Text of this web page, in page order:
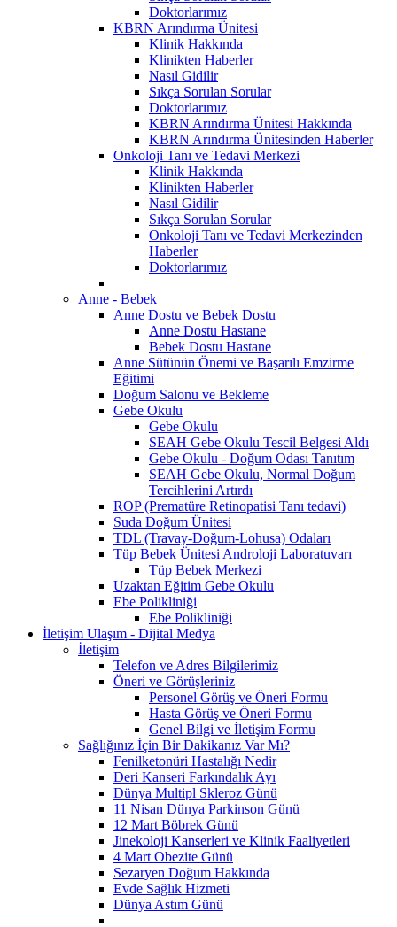
Doktorlarımız
KBRN Arındırma Ünitesi
Klinik Hakkında
Klinikten Haberler
Nasıl Gidilir
Sıkça Sorulan Sorular
Doktorlarımız
KBRN Arındırma Ünitesi Hakkında
KBRN Arındırma Ünitesinden Haberler
Onkoloji Tanı ve Tedavi Merkezi
Klinik Hakkında
Klinikten Haberler
Nasıl Gidilir
Sıkça Sorulan Sorular
Onkoloji Tanı ve Tedavi Merkezinden
Haberler
Doktorlarımız
Anne - Bebek
Anne Dostu ve Bebek Dostu
Anne Dostu Hastane
Bebek Dostu Hastane
Anne Sütünün Önemi ve Başarılı Emzirme
Eğitimi
Doğum Salonu ve Bekleme
Gebe Okulu
Gebe Okulu
SEAH Gebe Okulu Tescil Belgesi Aldı
Gebe Okulu - Doğum Odası Tanıtım
SEAH Gebe Okulu, Normal Doğum
Tercihlerini Artırdı
ROP (Prematüre Retinopatisi Tanı tedavi)
Suda Doğum Ünitesi
TDL (Travay-Doğum-Lohusa) Odaları
Tüp Bebek Ünitesi Androloji Laboratuvarı
Tüp Bebek Merkezi
Uzaktan Eğitim Gebe Okulu
Ebe Polikliniği
Ebe Polikliniği
İletişim Ulaşım - Dijital Medya
İletişim
Telefon ve Adres Bilgilerimiz
Öneri ve Görüşleriniz
Personel Görüş ve Öneri Formu
Hasta Görüş ve Öneri Formu
Genel Bilgi ve İletişim Formu
Sağlığınız İçin Bir Dakikanız Var Mı?
Fenilketonüri Hastalığı Nedir
Deri Kanseri Farkındalık Ayı
Dünya Multipl Skleroz Günü
11 Nisan Dünya Parkinson Günü
12 Mart Böbrek Günü
Jinekoloji Kanserleri ve Klinik Faaliyetleri
4 Mart Obezite Günü
Sezaryen Doğum Hakkında
Evde Sağlık Hizmeti
Dünya Astım Günü